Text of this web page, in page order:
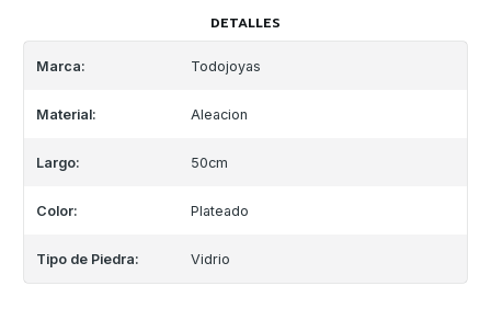
DETALLES
Marca: Todojoyas
Material: Aleacion
Largo: 50cm
Color: Plateado
Tipo de Piedra: Vidrio